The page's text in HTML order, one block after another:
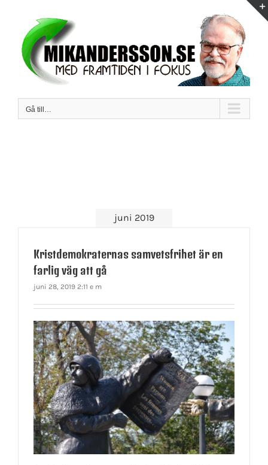
innehållet
Gå till…
juni 2019
Kristdemokraternas samvetsfrihet är en
farlig väg att gå
juni 28, 2019 2:11 e m